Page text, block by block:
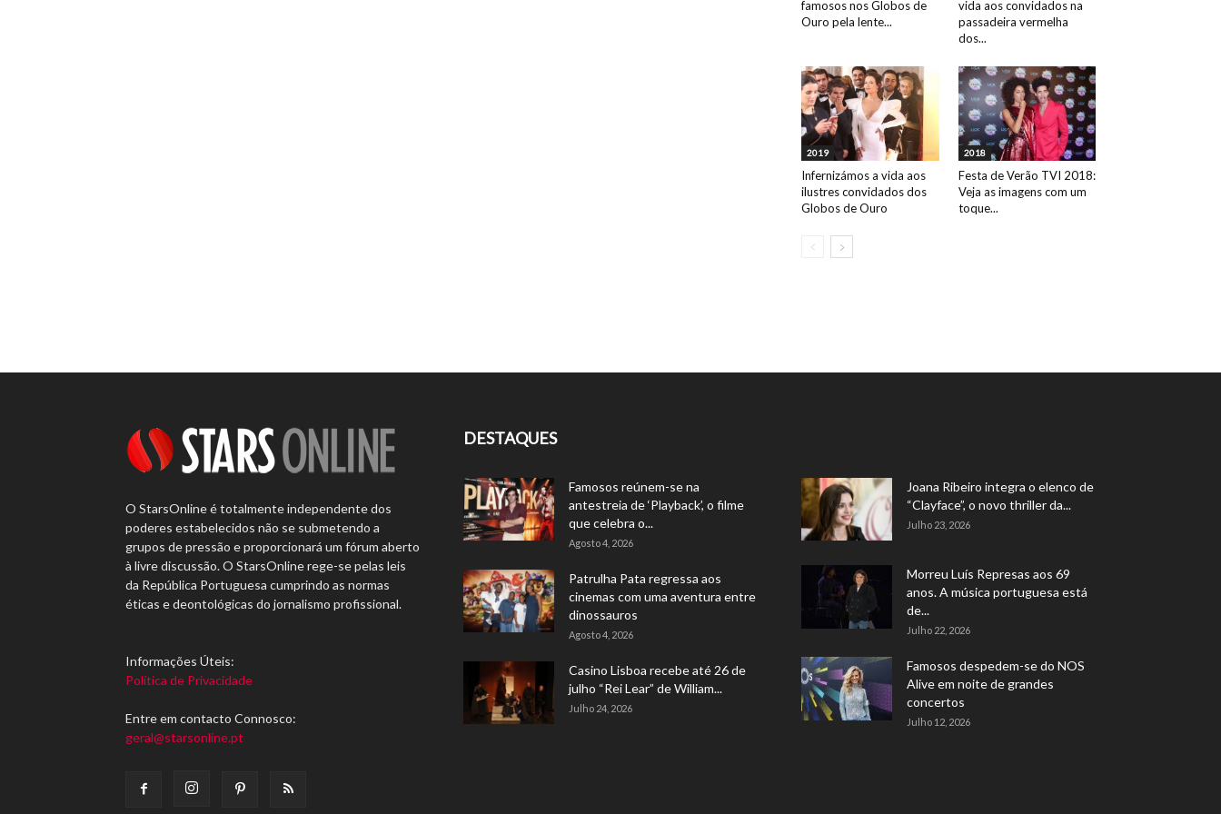
famosos nos Globos de
Ouro pela lente...
vida aos convidados na
passadeira vermelha
dos...
2019
Infernizámos a vida aos
ilustres convidados dos
Globos de Ouro
2018
Festa de Verão TVI 2018:
Veja as imagens com um
toque...
O StarsOnline é totalmente independente dos
poderes estabelecidos não se submetendo a
grupos de pressão e proporcionará um fórum aberto
à livre discussão. O StarsOnline rege-se pelas leis
da República Portuguesa cumprindo as normas
éticas e deontológicas do jornalismo profissional.
Informações Úteis:
Política de Privacidade
Entre em contacto Connosco:
geral@starsonline.pt
DESTAQUES
Famosos reúnem-se na
antestreia de ‘Playback’, o filme
que celebra o...
Agosto 4, 2026
Patrulha Pata regressa aos
cinemas com uma aventura entre
dinossauros
Agosto 4, 2026
Casino Lisboa recebe até 26 de
julho “Rei Lear” de William...
Julho 24, 2026
Joana Ribeiro integra o elenco de
“Clayface”, o novo thriller da...
Julho 23, 2026
Morreu Luís Represas aos 69
anos. A música portuguesa está
de...
Julho 22, 2026
Famosos despedem-se do NOS
Alive em noite de grandes
concertos
Julho 12, 2026